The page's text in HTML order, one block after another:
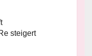
steigert